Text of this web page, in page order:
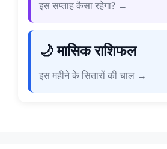
इस सप्ताह कैसा रहेगा? →
🌙 मासिक राशिफल
इस महीने के सितारों की चाल →